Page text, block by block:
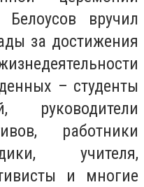
вручил
за достижения
– студенты
руководители
работники
учителя,
и многие